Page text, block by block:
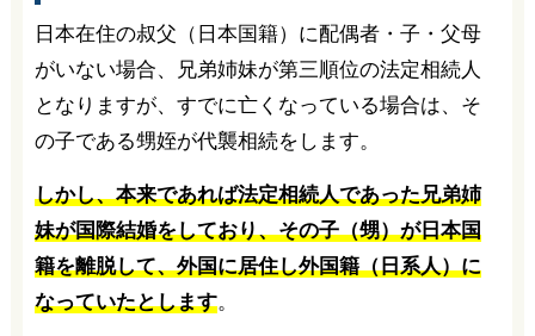
日本在住の叔父（日本国籍）に配偶者・子・父母
がいない場合、兄弟姉妹が第三順位の法定相続人
となりますが、すでに亡くなっている場合は、そ
の子である甥姪が代襲相続をします。
しかし、本来であれば法定相続人であった兄弟姉
妹が国際結婚をしており、その子（甥）が日本国
籍を離脱して、外国に居住し外国籍（日系人）に
なっていたとします。